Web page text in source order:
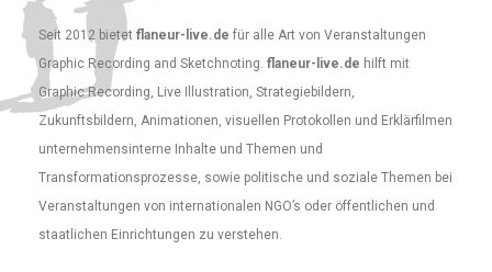
Seit 2012 bietet flaneur-live.de für alle Art von Veranstaltungen
Graphic Recording and Sketchnoting. flaneur-live.de hilft mit
Graphic Recording, Live Illustration, Strategiebildern,
Zukunftsbildern, Animationen, visuellen Protokollen und Erklärfilmen
unternehmensinterne Inhalte und Themen und
Transformationsprozesse, sowie politische und soziale Themen bei
Veranstaltungen von internationalen NGO’s oder öffentlichen und
staatlichen Einrichtungen zu verstehen.